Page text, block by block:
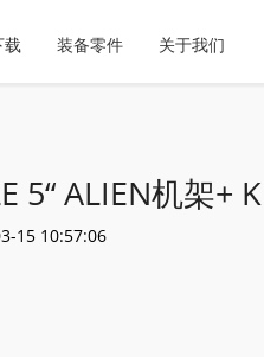
载 装备零件 关于我们
5“ ALIEN机架+
15 10:57:06